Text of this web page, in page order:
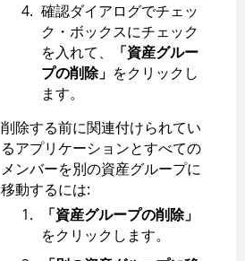
確認ダイアログでチェッ
ク・ボックスにチェック
を入れて、
「資産グルー
プの削除」 をクリックし
ます。
削除する前に関連付けられてい
るアプリケーションとすべての
メンバーを別の資産グループに
移動するには:
「資産グループの削除」
をクリックします。